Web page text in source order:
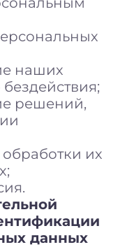
наших
решений,
их
данных